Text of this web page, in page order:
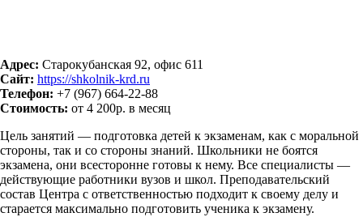
Адрес: Старокубанская 92, офис 611
Сайт: https://shkolnik-krd.ru
Телефон: +7 (967) 664-22-88
Стоимость: от 4 200р. в месяц
Цель занятий — подготовка детей к экзаменам, как с моральной
стороны, так и со стороны знаний. Школьники не боятся
экзамена, они всесторонне готовы к нему. Все специалисты —
действующие работники вузов и школ. Преподавательский
состав Центра с ответственностью подходит к своему делу и
старается максимально подготовить ученика к экзамену.